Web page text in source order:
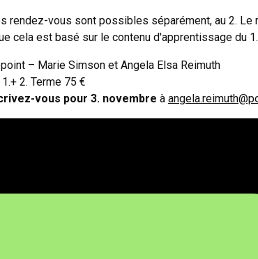
rendez-vous sont possibles séparément, au 2. Le
cela est basé sur le contenu d'apprentissage du
– Marie Simson et Angela Elsa Reimuth
2. Terme 75 €
vous pour 3. novembre à